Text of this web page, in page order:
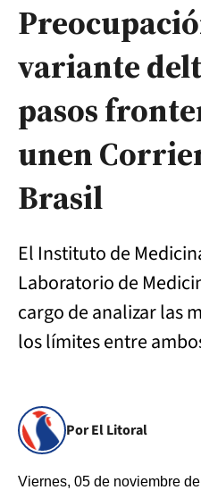
variante
pasos
unen
Brasil
El Instituto de
Laboratorio de
cargo de analizar las
los límites entre
Por El Litoral
Viernes, 05 de noviembre